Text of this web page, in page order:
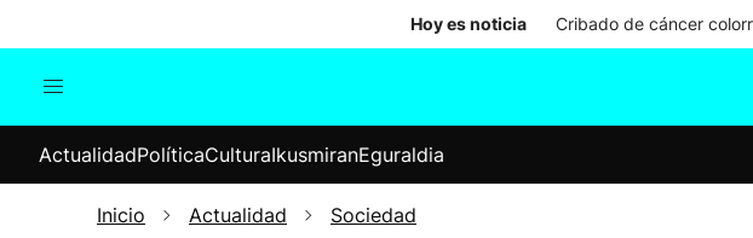
Hoy es noticia Cribado de cáncer
Internacional
Elecciones
ActualidadPolíticaCulturaIkusmiranEguraldia
Inicio Actualidad Sociedad